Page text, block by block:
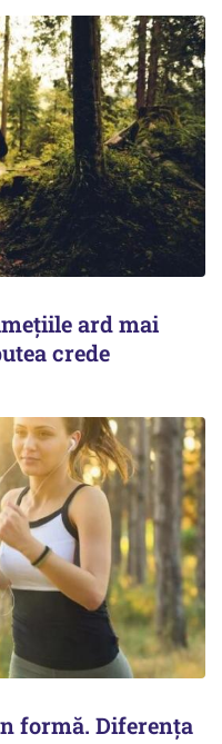
ard mai
crede
formă. Diferența